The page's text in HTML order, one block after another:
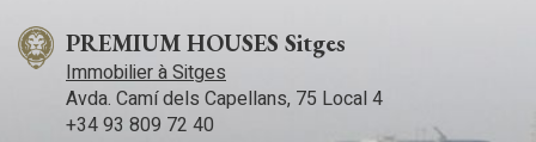
PREMIUM HOUSES Sitges
Immobilier à Sitges
Avda. Camí­ dels Capellans, 75 Local 4
+34 93 809 72 40